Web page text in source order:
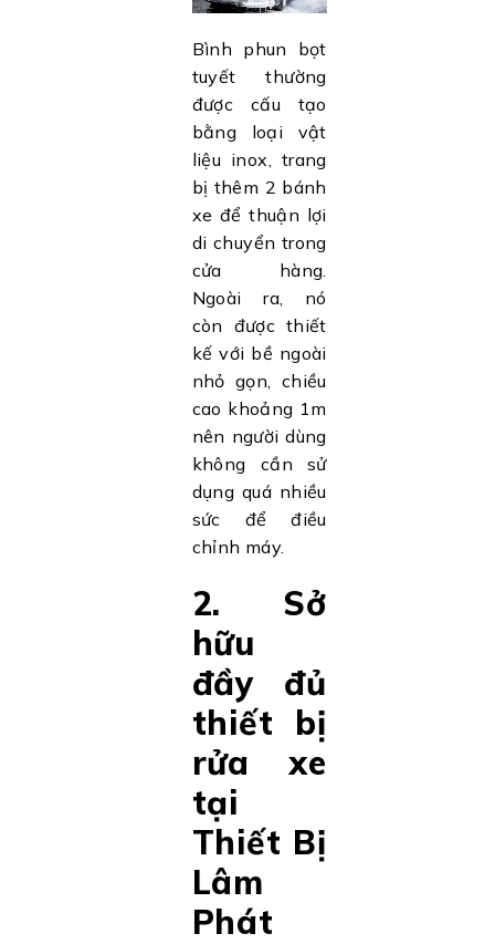
Bình phun bọt
tuyết thường
được cấu tạo
bằng loại vật
liệu inox, trang
bị thêm 2 bánh
xe để thuận lợi
di chuyển trong
cửa hàng.
Ngoài ra, nó
còn được thiết
kế với bề ngoài
nhỏ gọn, chiều
cao khoảng 1m
nên người dùng
không cần sử
dụng quá nhiều
sức để điều
chỉnh máy.
2. Sở
hữu
đầy đủ
thiết bị
rửa xe
tại
Thiết Bị
Lâm
Phát